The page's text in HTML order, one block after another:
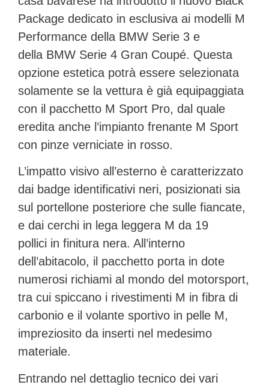
Package dedicato in esclusiva ai modelli M
Performance della BMW Serie 3 e
della BMW Serie 4 Gran Coupé. Questa
opzione estetica potrà essere selezionata
solamente se la vettura è già equipaggiata
con il pacchetto M Sport Pro, dal quale
eredita anche l’impianto frenante M Sport
con pinze verniciate in rosso.
L’impatto visivo all’esterno è caratterizzato
dai badge identificativi neri, posizionati sia
sul portellone posteriore che sulle fiancate,
e dai cerchi in lega leggera M da 19
pollici in finitura nera. All’interno
dell’abitacolo, il pacchetto porta in dote
numerosi richiami al mondo del motorsport,
tra cui spiccano i rivestimenti M in fibra di
carbonio e il volante sportivo in pelle M,
impreziosito da inserti nel medesimo
materiale.
Entrando nel dettaglio tecnico dei vari